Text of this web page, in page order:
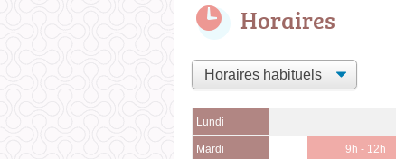
Horaires
Lundi
Mardi 9h - 12h